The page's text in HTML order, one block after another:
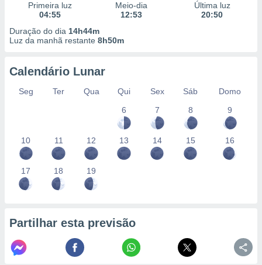
Primeira luz
04:55
Meio-dia
12:53
Última luz
20:50
Duração do dia 14h44m
Luz da manhã restante 8h50m
Calendário Lunar
Seg Ter Qua Qui Sex Sáb
Domo
6
7 8 9
10 11 12 13 14 15 16
17 18 19
Partilhar esta previsão